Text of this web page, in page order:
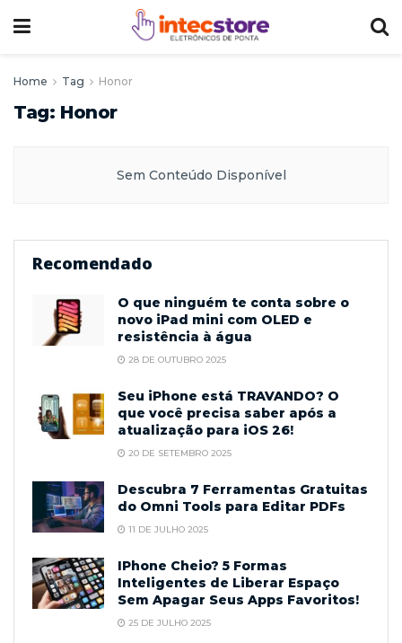
Home Tag Honor
Tag: Honor
Sem Conteúdo Disponível
Recomendado
O que ninguém te conta sobre o
novo iPad mini com OLED e
resistência à água
28 DE OUTUBRO 2025
Seu iPhone está TRAVANDO? O
que você precisa saber após a
atualização para iOS 26!
20 DE SETEMBRO 2025
Descubra 7 Ferramentas Gratuitas
do Omni Tools para Editar PDFs
11 DE JULHO 2025
IPhone Cheio? 5 Formas
Inteligentes de Liberar Espaço
Sem Apagar Seus Apps Favoritos!
25 DE JULHO 2025